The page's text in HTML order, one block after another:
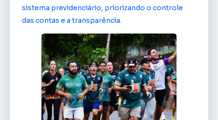
sistema previdenciário, priorizando o controle
das contas e a transparência.